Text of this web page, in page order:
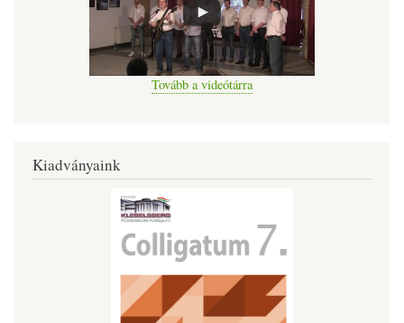
Tovább a videótárra
Kiadványaink